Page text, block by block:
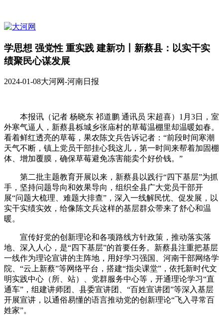
学思想 强党性 重实践 建新功丨新蔡县：以实干实
绩聚民心谋发展
2024-01-08大河网-河南日报
本报讯（记者 杨晓东 祁道鹏 通讯员 宋超喜）1月3日，室
外寒气逼人，新蔡县栎城乡张庙村的草莓温棚里却温暖如春。
看着鲜红透亮的草莓，果农陈文兵告诉记者：“前段时间寒潮
天气不断，镇上党员干部挂心我这儿，第一时间来帮着加固棚
体、增加覆膜，确保草莓避免冻害能卖个好价钱。”
第二批主题教育开展以来，新蔡县以践行“四下基层”为抓
手，坚持问题导向和效果导向，组织全县广大党员干部开
展“问题大梳理、难题大排查”，深入一线解民忧、促发展，以
实干实绩实效，给像陈文兵这样的基层群众带来了舒心和温
暖。
宣传好党的创新理论和各项路线方针政策，推动落实落
地、深入人心，是“四下基层”的首要任务。新蔡县注重把基层
一线作为理论宣讲的主阵地，用好学习强国、河南干部网络学
院、“云上新蔡”等网络平台，搭建“指尖课堂”，依托新时代文
明实践中心（所、站）、党群服务中心等，开通理论学习“直
通车”，组建讲师团、县委宣讲团、“百姓宣讲团”等深入基层
开展宣讲，以通俗易懂的语言推动党的创新理论“飞入寻常百
姓家”。